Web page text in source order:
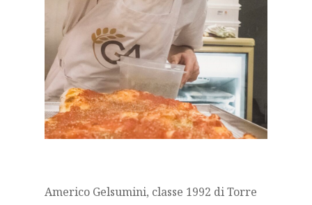
Americo Gelsumini, classe 1992 di Torre